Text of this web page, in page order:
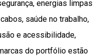
energias limpas
saúde no trabalho,
e acessibilidade,
do portfólio estão